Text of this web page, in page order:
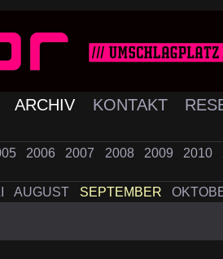
ARCHIV KONTAKT
2006 2007 2008 2009 2010
AUGUST SEPTEMBER